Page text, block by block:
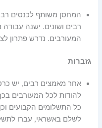
המחסן משותף לכנסים
רבים ושונים. ישנה
המעורבים. נדרש פתרון
גזברות
אחר מאמצים רבים, יש
להודות לכל המעורבים
כל התשלומים הקבועים
לשלם באשראי, עברו